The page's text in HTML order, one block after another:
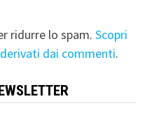
ridurre lo spam. Scopri
dai commenti.